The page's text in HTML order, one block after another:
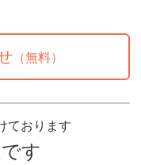
（無料）
ております
す